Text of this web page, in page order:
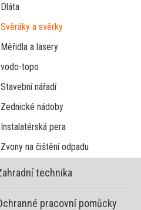
Dláta
Svěráky a svěrky
Měřidla a lasery
vodo-topo
Stavební nářadí
Zednické nádoby
Instalatérská pera
Zvony na čištění odpadu
technika
pracovní pomůcky